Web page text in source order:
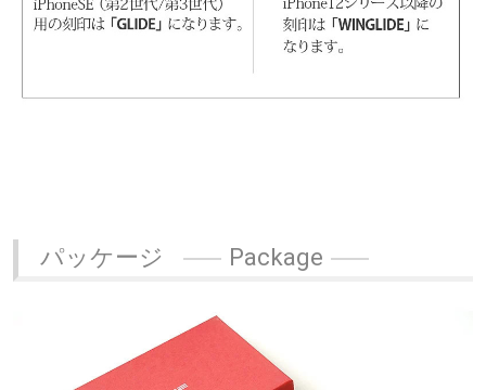
パッケージ Package